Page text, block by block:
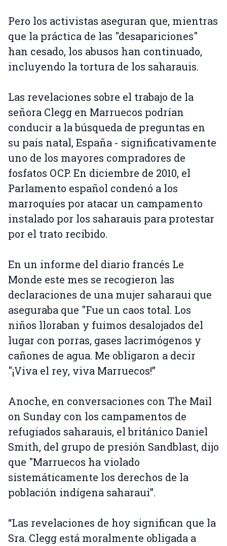
Pero los activistas aseguran que, mientras
que la práctica de las "desapariciones"
han cesado, los abusos han continuado,
incluyendo la tortura de los saharauis.
Las revelaciones sobre el trabajo de la
señora Clegg en Marruecos podrían
conducir a la búsqueda de preguntas en
su país natal, España - significativamente
uno de los mayores compradores de
fosfatos OCP. En diciembre de 2010, el
Parlamento español condenó a los
marroquíes por atacar un campamento
instalado por los saharauis para protestar
por el trato recibido.
En un informe del diario francés Le
Monde este mes se recogieron las
declaraciones de una mujer saharaui que
aseguraba que "Fue un caos total. Los
niños lloraban y fuimos desalojados del
lugar con porras, gases lacrimógenos y
cañones de agua. Me obligaron a decir
"¡Viva el rey, viva Marruecos!”
Anoche, en conversaciones con The Mail
on Sunday con los campamentos de
refugiados saharauis, el británico Daniel
Smith, del grupo de presión Sandblast, dijo
que "Marruecos ha violado
sistemáticamente los derechos de la
población indígena saharaui”.
“Las revelaciones de hoy significan que la
Sra. Clegg está moralmente obligada a